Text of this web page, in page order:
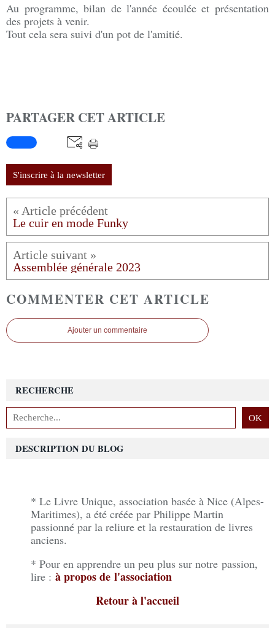
Au programme, bilan de l'année écoulée et présentation
des projets à venir.
Tout cela sera suivi d'un pot de l'amitié.
PARTAGER CET ARTICLE
S'inscrire à la newsletter
Le cuir en mode Funky
Assemblée générale 2023
COMMENTER CET ARTICLE
Ajouter un commentaire
RECHERCHE
DESCRIPTION DU BLOG
* Le Livre Unique, association basée à Nice (Alpes-
Maritimes), a été créée par Philippe Martin
passionné par la reliure et la restauration de livres
anciens.
* Pour en apprendre un peu plus sur notre passion,
lire : à propos de l'association
Retour à l'accueil